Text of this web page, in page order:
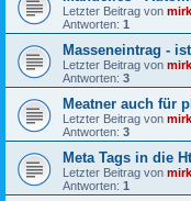
Letzter Beitrag von
Antworten: 1
Masseneintrag -
Letzter Beitrag von
Antworten: 3
Meatner auch für
Letzter Beitrag von
Antworten: 3
Meta Tags in die
Letzter Beitrag von
Antworten: 1